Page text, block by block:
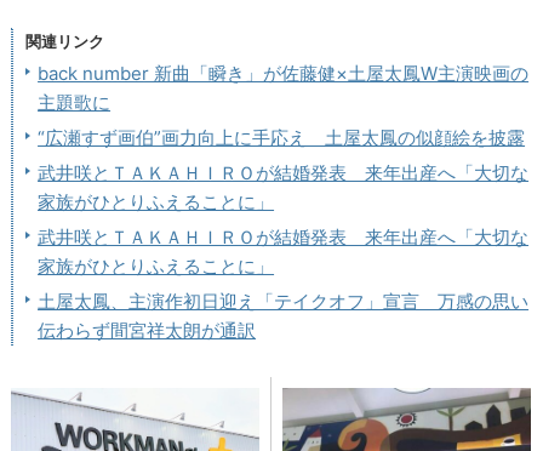
関連リンク
back number 新曲「瞬き」が佐藤健×土屋太鳳W主演映画の
主題歌に
“広瀬すず画伯”画力向上に手応え 土屋太鳳の似顔絵を披露
武井咲とＴＡＫＡＨＩＲＯが結婚発表 来年出産へ「大切な
家族がひとりふえることに」
武井咲とＴＡＫＡＨＩＲＯが結婚発表 来年出産へ「大切な
家族がひとりふえることに」
土屋太鳳、主演作初日迎え「テイクオフ」宣言 万感の思い
伝わらず間宮祥太朗が通訳